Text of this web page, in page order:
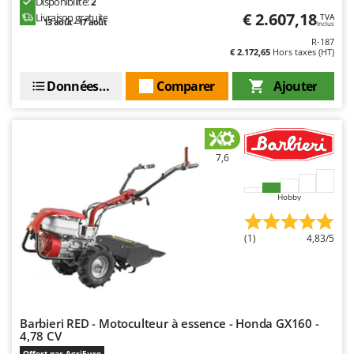
Resto Italia
Ritter
Royal Food
Ryobi
S.T.P.
Schnitzer
Livraison gratuite
13 août - 17 août € 2.607,18 TVA
Inclus
R-187
€ 2.172,65 Hors taxes (HT)
Ajouter
Comparer
Données techniques
7,6
Hobby
(1) 4,83/5
Barbieri RED - Motoculteur à essence - Honda GX160 -
4,78 CV